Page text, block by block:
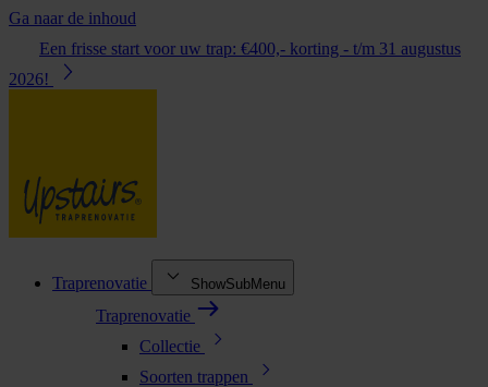
Ga naar de inhoud
Een frisse start voor uw trap: €400,- korting - t/m 31 augustus
2026!
Traprenovatie ShowSubMenu
Traprenovatie
Collectie
Soorten trappen